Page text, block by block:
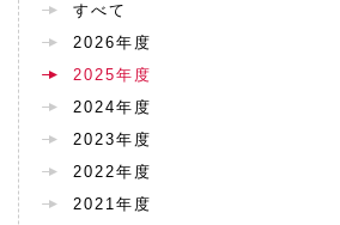
すべて
2026年度
2025年度
2024年度
2023年度
2022年度
2021年度